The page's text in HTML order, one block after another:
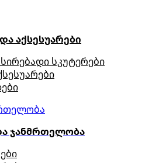
აქსესუარები
სკუტერები
ჯანმრთელობა